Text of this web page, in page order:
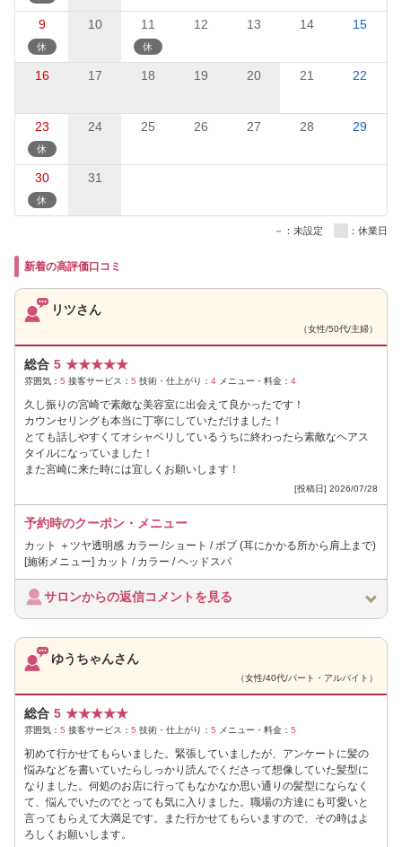
9 10 11 12 13 14 15
16 17 18 19 20 21 22
23 24 25 26 27 28 29
30 31
－：未設定 ：休業日
新着の高評価口コミ
リツさん
（女性/50代/主婦）
総合 5 ★★★★★
雰囲気： 5 接客サービス： 5 技術・仕上がり： 4 メニュー・料金： 4
久し振りの宮崎で素敵な美容室に出会えて良かったです！
カウンセリングも本当に丁寧にしていただけました！
とても話しやすくてオシャベリしているうちに終わったら素敵なヘアス
タイルになっていました！
また宮崎に来た時には宜しくお願いします！
[投稿日] 2026/07/28
予約時のクーポン・メニュー
カット ＋ツヤ透明感 カラー /ショート / ボブ (耳にかかる所から肩上まで)
[施術メニュー] カット / カラー / ヘッドスパ
サロンからの返信コメントを見る
ゆうちゃんさん
（女性/40代/パート・アルバイト）
総合 5 ★★★★★
雰囲気： 5 接客サービス： 5 技術・仕上がり： 5 メニュー・料金： 5
初めて行かせてもらいました。緊張していましたが、アンケートに髪の
悩みなどを書いていたらしっかり読んでくださって想像していた髪型に
なりました。何処のお店に行ってもなかなか思い通りの髪型にならなく
て、悩んでいたのでとっても気に入りました。職場の方達にも可愛いと
言ってもらえて大満足です。また行かせてもらいますので、その時はよ
ろしくお願いします。